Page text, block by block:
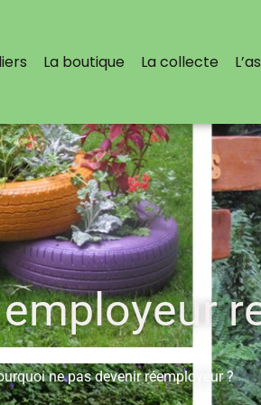
La boutique La collecte
ne pas devenir réemployeur ?